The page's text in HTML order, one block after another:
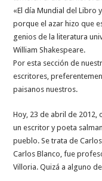
«El día Mundial del Libro
porque el azar hizo que
genios de la literatura
William Shakespeare.
Por esta sección de
escritores,
paisanos nuestros.
Hoy, 23 de abril de
un escritor y poeta
pueblo. Se trata de
Carlos Blanco, fue
Villoria. Quizá a alguno